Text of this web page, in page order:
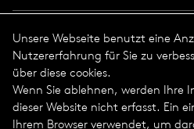
Impressum
Datenschutz
Impressum
Allgemeine Geschäftsbedingungen
Unsere Webseite benutzt eine
Nutzererfahrung für Sie zu
über diese cookies.
Wenn Sie ablehnen, werden Ihre
dieser Website nicht erfasst. Ein
Ihrem Browser verwendet, um